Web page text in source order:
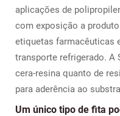
aplicações de
com exposição a
etiquetas farmacêuticas
transporte refrigerado. A
cera-resina quanto de
para aderência ao
Um único tipo de fita